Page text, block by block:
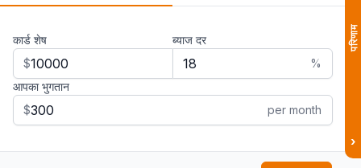
विजेट
कार्ड शेष
$
ब्याज दर
%
आपका भुगतान
$
per month
परिणाम
›